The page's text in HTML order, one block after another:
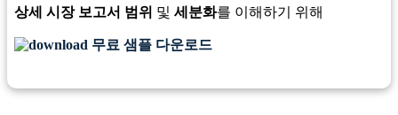
상세 시장 보고서 범위 및 세분화를 이해하기 위해
무료 샘플 다운로드